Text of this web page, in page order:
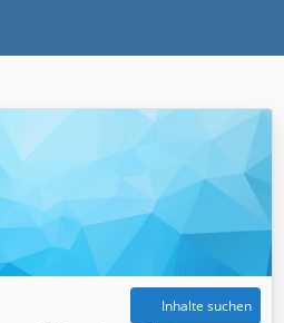
Inhalte suchen